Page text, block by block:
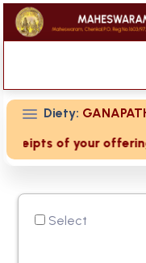
Diety:
of your
Select